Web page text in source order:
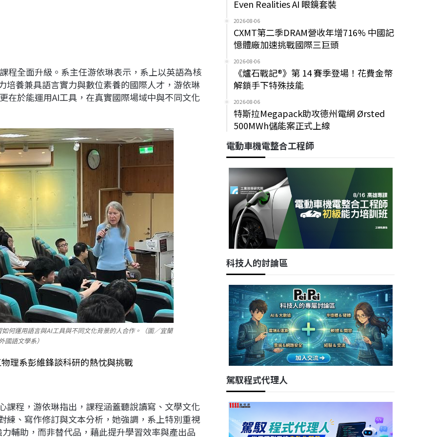
程全面升級。系主任游依琳表示，系上以英語為核
培養兼具語言實力與數位素養的國際人才，游依琳
在於能運用AI工具，在真實國際場域中與不同文化
何運用語言與AI工具與不同文化背景的人合作。（圖／宜蘭
國語文學系）
理系彭維鋒談科研的熱忱與挑戰
課程，游依琳指出，課程涵蓋聽說讀寫、文學文化
練、寫作修訂與文本分析，她強調，系上特別重視
輔助，而非替代品，藉此提升學習效率與產出品
Even Realities AI 眼鏡套裝
2026-08-06
CXMT第二季DRAM營收年增716% 中國記
憶體廠加速挑戰國際三巨頭
2026-08-06
《爐石戰記®》第 14 賽季登場！花費金幣
解鎖手下特殊技能
2026-08-06
特斯拉Megapack助攻德州電網 Ørsted
500MWh儲能案正式上線
電動車機電整合工程師
科技人的討論區
駕馭程式代理人